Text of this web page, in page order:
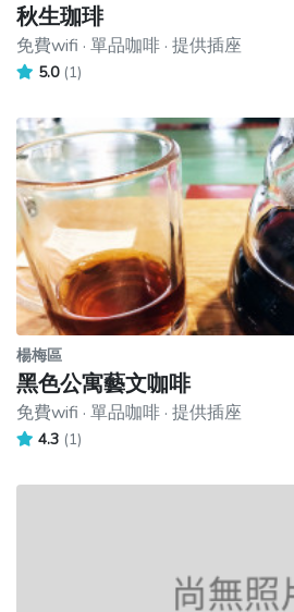
秋生珈琲
免費wifi · 單品咖啡 · 提供插座
5.0 (1)
楊梅區
黑色公寓藝文咖啡
免費wifi · 單品咖啡 · 提供插座
4.3 (1)